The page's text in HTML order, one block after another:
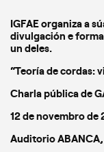
IGFAE organiza a
divulgación e
un deles.
“Teoría de cordas:
Charla pública de
12 de novembro de
Auditorio